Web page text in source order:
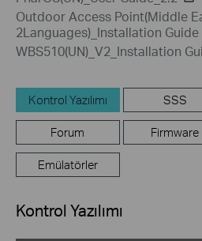
Outdoor Access Point(Middle
2Languages)_Installation Guide
WBS510(UN)_V2_Installation
Kontrol Yazılımı SSS
Forum Firmware
Emülatörler
Kontrol Yazılımı